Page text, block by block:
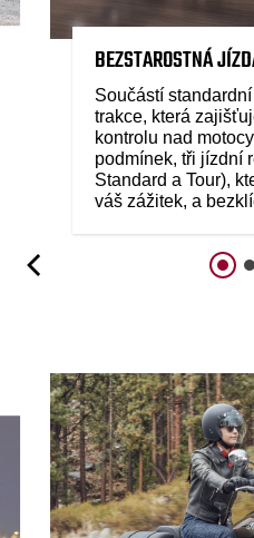
BEZSTAROSTNÁ
Součástí
trakce, která
kontrolu nad
podmínek, tři jízdní
Standard a Tour),
váš zážitek, a